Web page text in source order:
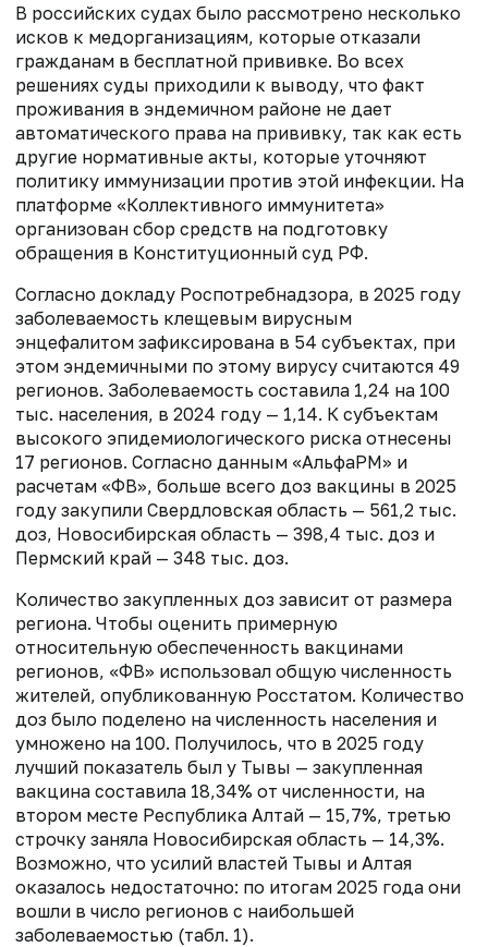
В российских судах было рассмотрено несколько
исков к медорганизациям, которые отказали
гражданам в бесплатной прививке. Во всех
решениях суды приходили к выводу, что факт
проживания в эндемичном районе не дает
автоматического права на прививку, так как есть
другие нормативные акты, которые уточняют
политику иммунизации против этой инфекции. На
платформе «Коллективного иммунитета»
организован сбор средств на подготовку
обращения в Конституционный суд РФ.
Согласно докладу Роспотребнадзора, в 2025 году
заболеваемость клещевым вирусным
энцефалитом зафиксирована в 54 субъектах, при
этом эндемичными по этому вирусу считаются 49
регионов. Заболеваемость составила 1,24 на 100
тыс. населения, в 2024 году — 1,14. К субъектам
высокого эпидемиологического риска отнесены
17 регионов. Согласно данным «АльфаРМ» и
расчетам «ФВ», больше всего доз вакцины в 2025
году закупили Свердловская область — 561,2 тыс.
доз, Новосибирская область — 398,4 тыс. доз и
Пермский край — 348 тыс. доз.
Количество закупленных доз зависит от размера
региона. Чтобы оценить примерную
относительную обеспеченность вакцинами
регионов, «ФВ» использовал общую численность
жителей, опубликованную Росстатом. Количество
доз было поделено на численность населения и
умножено на 100. Получилось, что в 2025 году
лучший показатель был у Тывы — закупленная
вакцина составила 18,34% от численности, на
втором месте Республика Алтай — 15,7%, третью
строчку заняла Новосибирская область — 14,3%.
Возможно, что усилий властей Тывы и Алтая
оказалось недостаточно: по итогам 2025 года они
вошли в число регионов с наибольшей
заболеваемостью (табл. 1).